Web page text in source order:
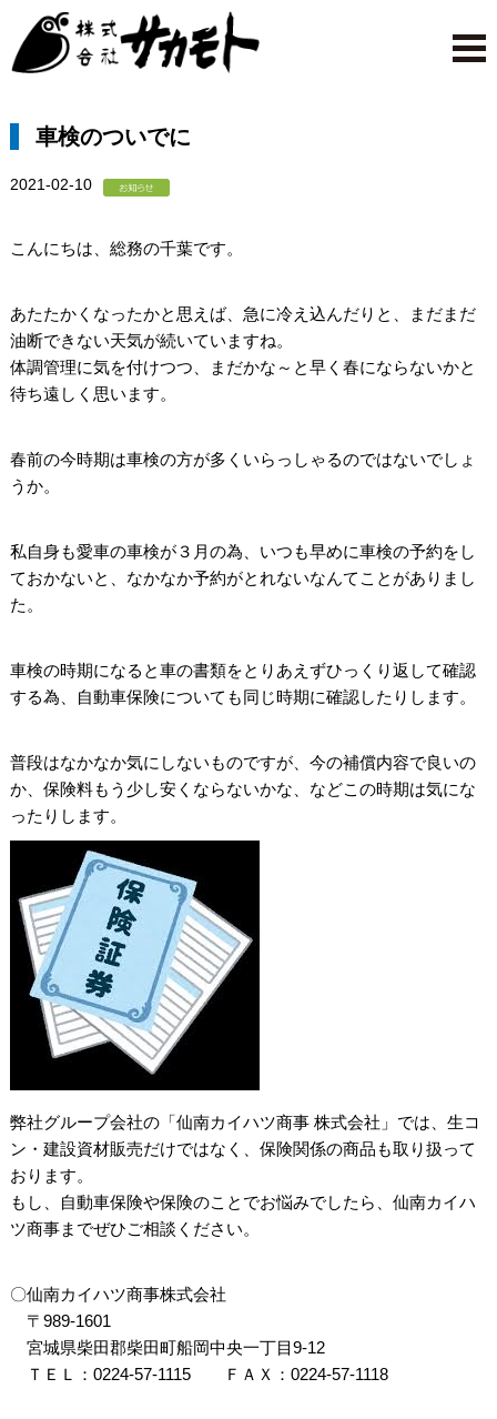
車検のついでに
2021-02-10
こんにちは、総務の千葉です。
あたたかくなったかと思えば、急に冷え込んだりと、まだまだ
油断できない天気が続いていますね。
体調管理に気を付けつつ、まだかな～と早く春にならないかと
待ち遠しく思います。
春前の今時期は車検の方が多くいらっしゃるのではないでしょ
うか。
私自身も愛車の車検が３月の為、いつも早めに車検の予約をし
ておかないと、なかなか予約がとれないなんてことがありまし
た。
車検の時期になると車の書類をとりあえずひっくり返して確認
する為、自動車保険についても同じ時期に確認したりします。
普段はなかなか気にしないものですが、今の補償内容で良いの
か、保険料もう少し安くならないかな、などこの時期は気にな
ったりします。
弊社グループ会社の「仙南カイハツ商事 株式会社」では、生コ
ン・建設資材販売だけではなく、保険関係の商品も取り扱って
おります。
もし、自動車保険や保険のことでお悩みでしたら、仙南カイハ
ツ商事までぜひご相談ください。
〇仙南カイハツ商事株式会社
〒989-1601
宮城県柴田郡柴田町船岡中央一丁目9-12
ＴＥＬ：0224-57-1115 ＦＡＸ：0224-57-1118